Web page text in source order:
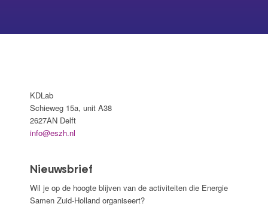
KDLab
Schieweg 15a, unit A38
2627AN Delft
info@eszh.nl
Nieuwsbrief
Wil je op de hoogte blijven van de activiteiten die Energie
Samen Zuid-Holland organiseert?